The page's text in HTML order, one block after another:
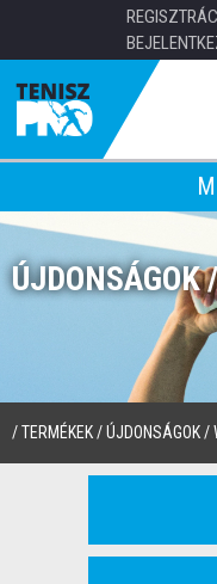
ÚJDONSÁGOK
/TERMÉKEK/ÚJDONSÁGOK/